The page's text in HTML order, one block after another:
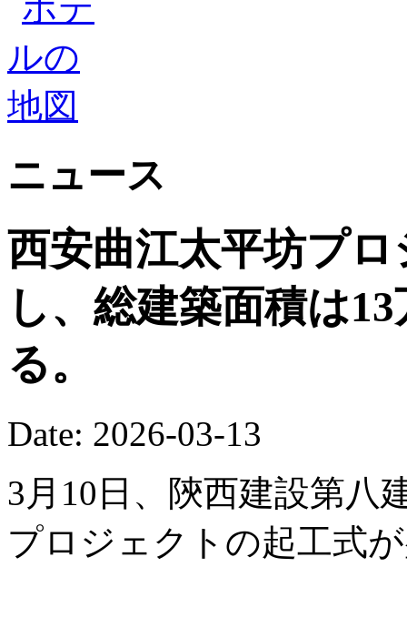
ニュース
西安曲江太平坊プ
し、総建築面積は
る。
Date: 2026-03-13
3月10日、陝西建設第八
プロジェクトの起工式